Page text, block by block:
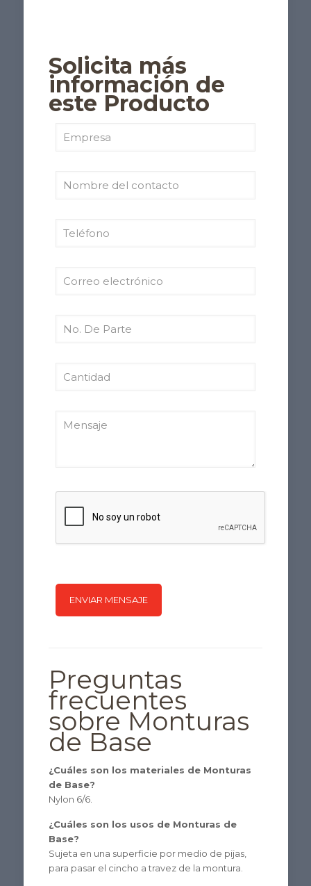
Solicita más
información de
este Producto
Preguntas
frecuentes
sobre Monturas
de Base
¿Cuáles son los materiales de Monturas
de Base?
Nylon 6/6.
¿Cuáles son los usos de Monturas de
Base?
Sujeta en una superficie por medio de pijas,
para pasar el cincho a travez de la montura.